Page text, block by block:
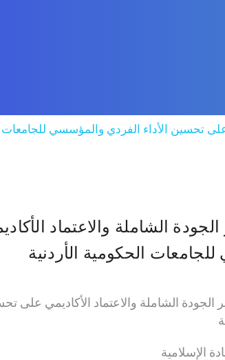
على تحسين الأداء الفردي والمؤسسي للجامعات
الجودة الشاملة والاعتماد
الحكومية الأردنية
الجودة الشاملة والاعتماد الأكاديمي
الإسلامية